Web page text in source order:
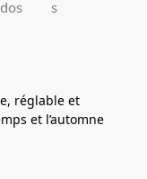
réglable et
et l’automne